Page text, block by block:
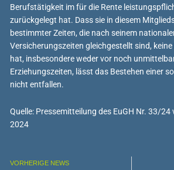
Berufstätigkeit im für die Rente
zurückgelegt hat. Dass sie in diesem
bestimmter Zeiten, die nach seinem
Versicherungszeiten gleichgestellt sind,
hat, insbesondere weder vor noch
Erziehungszeiten, lässt das Bestehen einer
nicht entfallen.
Quelle: Pressemitteilung des EuGH Nr. 33/24
2024
VORHERIGE NEWS